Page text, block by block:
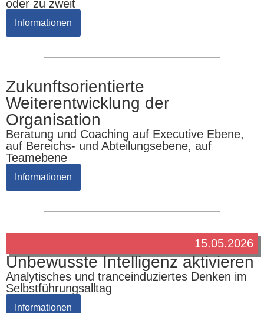
oder zu zweit
Informationen
Zukunftsorientierte
Weiterentwicklung der
Organisation
Beratung und Coaching auf Executive Ebene,
auf Bereichs- und Abteilungsebene, auf
Teamebene
Informationen
15.05.2026
Unbewusste Intelligenz aktivieren
Analytisches und tranceinduziertes Denken im
Selbstführungsalltag
Informationen